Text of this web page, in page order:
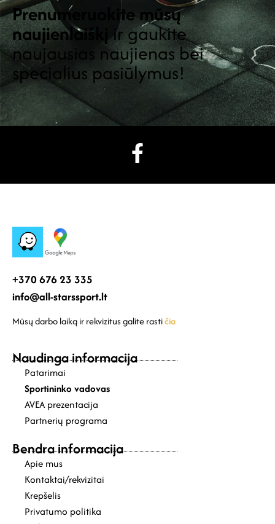
Prenumeruokite mūsų
naujienlaiškįir gaukite
naujausias naujienas bei
specialius pasiūlymus!
+370 676 23 335
info@all-starssport.lt
Mūsų darbo laiką ir rekvizitus galite rastičia
Naudinga informacija
Patarimai
Sportininko vadovas
AVEA prezentacija
Partnerių programa
Bendra informacija
Apie mus
Kontaktai/rekvizitai
Krepšelis
Privatumo politika